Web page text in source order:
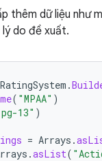
thêm dữ liệu như
do đề xuất.
RatingSystem .
( "MPAA" )
13" )
= Arrays .
.asList(